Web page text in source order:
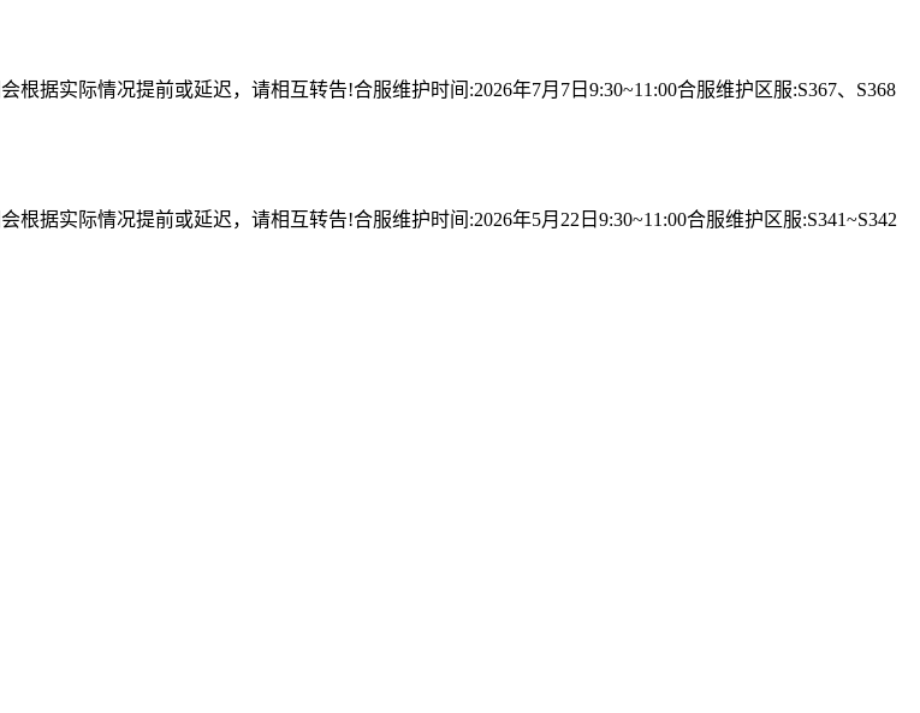
据实际情况提前或延迟，请相互转告!合服维护时间:2026年7月7日9:30~11:00合服维护区服:S367、S368
据实际情况提前或延迟，请相互转告!合服维护时间:2026年5月22日9:30~11:00合服维护区服:S341~S342